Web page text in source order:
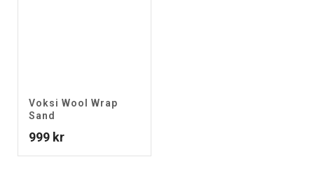
Voksi Wool Wrap
Sand
999 kr